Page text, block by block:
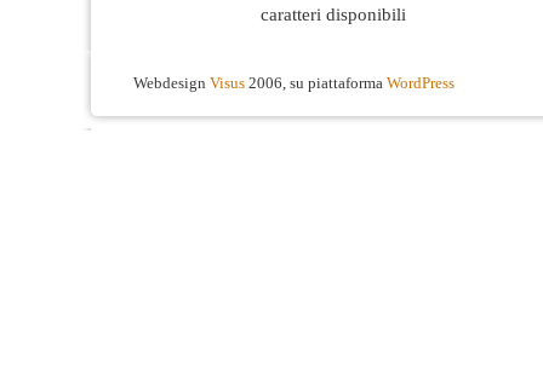
caratteri disponibili
Webdesign Visus 2006, su piattaforma WordPress